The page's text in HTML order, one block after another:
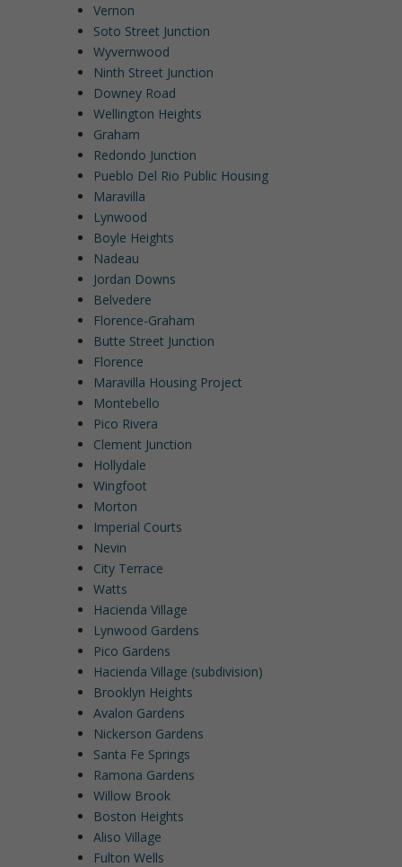
Vernon
Soto Street Junction
Wyvernwood
Ninth Street Junction
Downey Road
Wellington Heights
Graham
Redondo Junction
Pueblo Del Rio Public Housing
Maravilla
Lynwood
Boyle Heights
Nadeau
Jordan Downs
Belvedere
Florence-Graham
Butte Street Junction
Florence
Maravilla Housing Project
Montebello
Pico Rivera
Clement Junction
Hollydale
Wingfoot
Morton
Imperial Courts
Nevin
City Terrace
Watts
Hacienda Village
Lynwood Gardens
Pico Gardens
Hacienda Village (subdivision)
Brooklyn Heights
Avalon Gardens
Nickerson Gardens
Santa Fe Springs
Ramona Gardens
Willow Brook
Boston Heights
Aliso Village
Fulton Wells